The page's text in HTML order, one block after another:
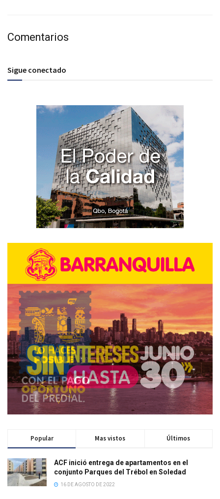
Comentarios
Sigue conectado
Popular Mas vistos Últimos
ACF inició entrega de apartamentos en el
conjunto Parques del Trébol en Soledad
16 DE AGOSTO DE 2022